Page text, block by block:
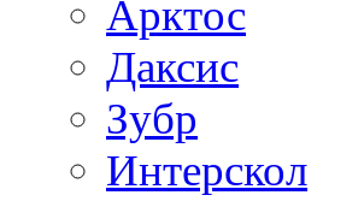
Арктос
Даксис
Зубр
Интерскол